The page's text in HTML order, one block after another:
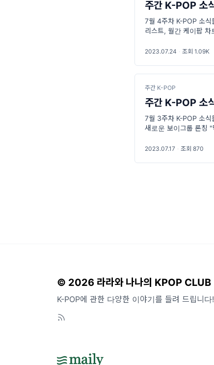
주간 K-POP 소
7월 4주차 K-POP 소
리스트, 월간 케이팝
2023.07.24 · 조회 1.09K
주간 K-POP
주간 K-POP 소
7월 3주차 K-POP 소
새로운 보이그룹 론칭
2023.07.17 · 조회 870
© 2026 라라와 나나의 KPOP CLUB
K-POP에 관한 다양한 이야기를 들려 드립니다!